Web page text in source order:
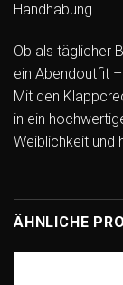
Handhabung.
Ob als täglicher
ein Abendoutfit
Mit den
in ein
Weiblichkeit und
ÄHNLICHE